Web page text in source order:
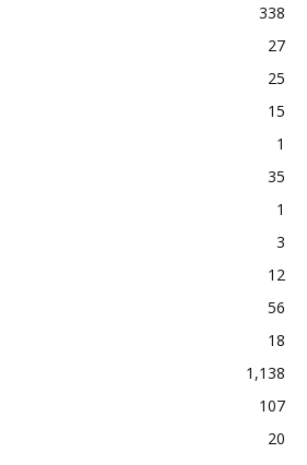
338
27
25
15
1
35
1
3
12
56
18
1,138
107
20